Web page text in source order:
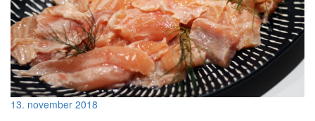
13. november 2018